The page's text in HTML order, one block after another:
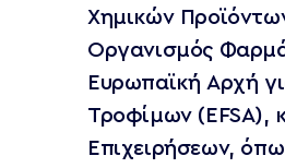
Χημικών
Οργανισμός
Ευρωπαϊκή Αρχή
Τροφίμων (EFSA),
Επιχειρήσεων,